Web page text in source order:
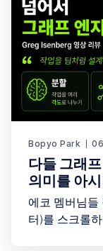
를 나눠 흥미롭게 시청
을까요?
Bopyo Park
다들 그래
의미를 아
에코 멤버님들 잘 지내고 계신가요? 며칠 전 X(트위
터)를 스크롤